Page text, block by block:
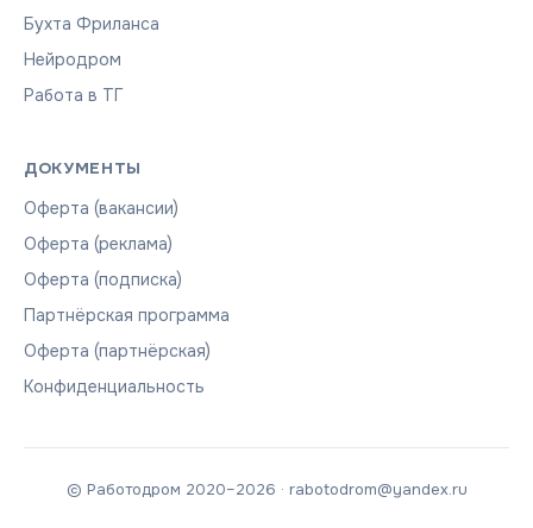
Бухта Фриланса
Нейродром
Работа в ТГ
ДОКУМЕНТЫ
Оферта (вакансии)
Оферта (реклама)
Оферта (подписка)
Партнёрская программа
Оферта (партнёрская)
Конфиденциальность
© Работодром 2020–2026 · rabotodrom@yandex.ru